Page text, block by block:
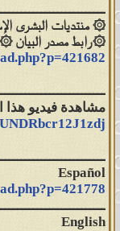
۞ منتديات البشرى
۞ رابط مصدر البيان ۞
مشاهدة فيديو هذا
Español
English